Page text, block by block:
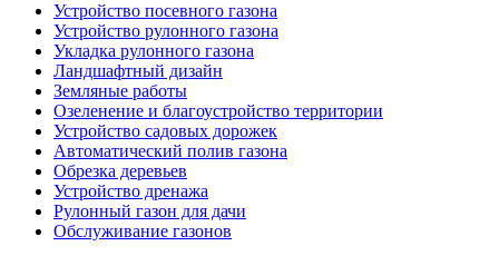
Устройство посевного газона
Устройство рулонного газона
Укладка рулонного газона
Ландшафтный дизайн
Земляные работы
Озеленение и благоустройство территории
Устройство садовых дорожек
Автоматический полив газона
Обрезка деревьев
Устройство дренажа
Рулонный газон для дачи
Обслуживание газонов